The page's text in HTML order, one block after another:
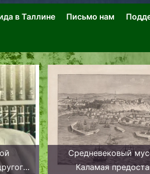
в Таллине Письмо нам
Средневековый
Каламая